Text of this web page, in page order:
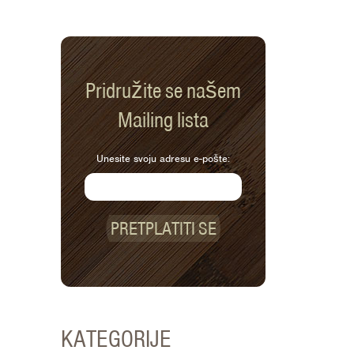
Pridružite se našem
Mailing lista
Unesite svoju adresu e-pošte:
PRETPLATITI SE
KATEGORIJE